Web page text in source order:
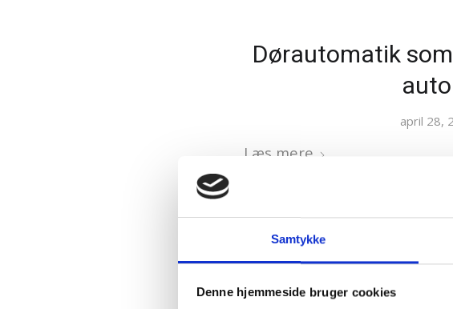
Samtykke
Denne hjemmeside bruger cookies
Dørautomatik
april 28,
Læs mere